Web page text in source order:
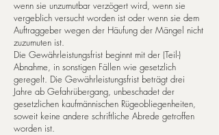
wenn sie unzumutbar verzögert wird, wenn sie
vergeblich versucht worden ist oder wenn sie dem
Auftraggeber wegen der Häufung der Mängel nicht
zuzumuten ist.
Die Gewährleistungsfrist beginnt mit der (Teil-)
Abnahme, in sonstigen Fällen wie gesetzlich
geregelt. Die Gewährleistungsfrist beträgt drei
Jahre ab Gefahrübergang, unbeschadet der
gesetzlichen kaufmännischen Rügeobliegenheiten,
soweit keine andere schriftliche Abrede getroffen
worden ist.